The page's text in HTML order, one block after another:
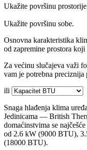
Ukažite površinu
Ukažite površinu sobe.
Osnovna karakteristika
od zapremine prostora koji
Za većinu slučajeva važi
vam je potrebna preciznija
ili
Snaga hlađenja klima
Jedinicama — British
domaćinstvima se
od 2.6 kW (9000 BTU),
(18000 BTU).